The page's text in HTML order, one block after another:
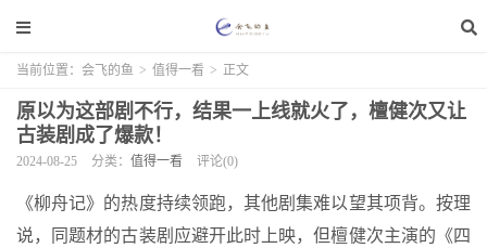
当前位置： 会飞的鱼 > 值得一看 > 正文
原以为这部剧不行，结果一上线就火了，檀健次又让
古装剧成了爆款！
2024-08-25 分类： 值得一看 评论(0)
《柳舟记》的热度持续领跑，其他剧集难以望其项背。按理
说，同题材的古装剧应避开此时上映，但檀健次主演的《四